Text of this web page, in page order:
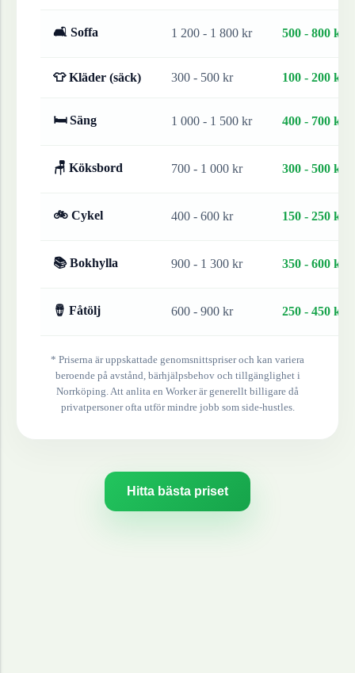
🛋 Soffa 1 200 - 1 800 kr 500 - 800 kr
👕 Kläder (säck) 300 - 500 kr 100 - 200 kr
🛏 Säng 1 000 - 1 500 kr 400 - 700 kr
🪑 Köksbord 700 - 1 000 kr 300 - 500 kr
🚲 Cykel 400 - 600 kr 150 - 250 kr
📚 Bokhylla 900 - 1 300 kr 350 - 600 kr
🪘 Fåtölj 600 - 900 kr 250 - 450 kr
* Priserna är uppskattade genomsnittspriser och kan variera
beroende på avstånd, bärhjälpsbehov och tillgänglighet i
Norrköping . Att anlita en Worker är generellt billigare då
privatpersoner ofta utför mindre jobb som side-hustles.
Hitta bästa priset